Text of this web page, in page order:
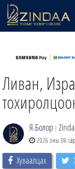
ТВ8
ӨГЛӨӨНИЙ СОНИН
АУДИО ЗОХИОЛ
ЗИНДАА СЭТГҮҮЛ
Ливан,
Я.Болор |
2026 оны 06
Хуваалцах